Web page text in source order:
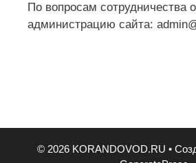
По вопросам сотрудничества
администрацию сайта:
© 2026 KORANDOVOD.RU •